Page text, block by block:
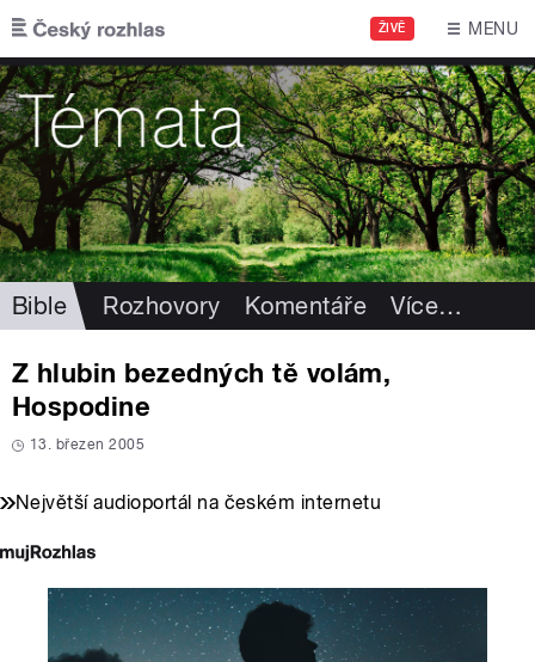
Přejít k hlavnímu obsahu
ŽIVĚ MENU
Bible Rozhovory Komentáře Více…
Z hlubin bezedných tě volám,
Hospodine
13. březen 2005
Největší audioportál na českém internetu